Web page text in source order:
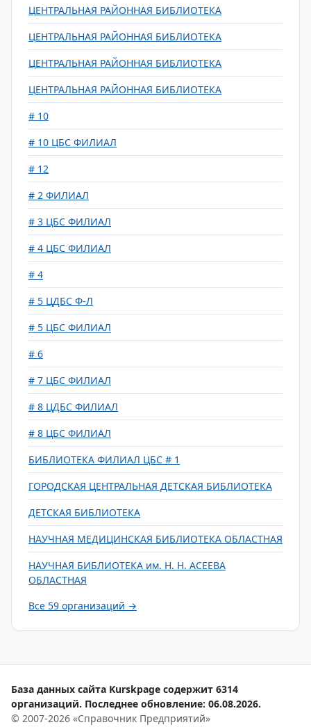
ЦЕНТРАЛЬНАЯ РАЙОННАЯ БИБЛИОТЕКА
ЦЕНТРАЛЬНАЯ РАЙОННАЯ БИБЛИОТЕКА
ЦЕНТРАЛЬНАЯ РАЙОННАЯ БИБЛИОТЕКА
ЦЕНТРАЛЬНАЯ РАЙОННАЯ БИБЛИОТЕКА
# 10
# 10 ЦБС ФИЛИАЛ
# 12
# 2 ФИЛИАЛ
# 3 ЦБС ФИЛИАЛ
# 4 ЦБС ФИЛИАЛ
# 4
# 5 ЦДБС Ф-Л
# 5 ЦБС ФИЛИАЛ
# 6
# 7 ЦБС ФИЛИАЛ
# 8 ЦДБС ФИЛИАЛ
# 8 ЦБС ФИЛИАЛ
БИБЛИОТЕКА ФИЛИАЛ ЦБС # 1
ГОРОДСКАЯ ЦЕНТРАЛЬНАЯ ДЕТСКАЯ БИБЛИОТЕКА
ДЕТСКАЯ БИБЛИОТЕКА
НАУЧНАЯ МЕДИЦИНСКАЯ БИБЛИОТЕКА ОБЛАСТНАЯ
НАУЧНАЯ БИБЛИОТЕКА им. Н. Н. АСЕЕВА
ОБЛАСТНАЯ
Все 59 организаций →
База данных сайта Kurskpage содержит 6314
организаций. Последнее обновление: 06.08.2026.
© 2007-2026 «Справочник Предприятий»